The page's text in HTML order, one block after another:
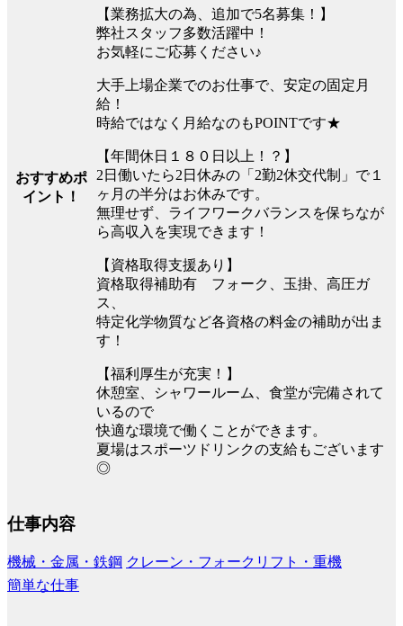
おすすめポ
イント！
【業務拡大の為、追加で5名募集！】
弊社スタッフ多数活躍中！
お気軽にご応募ください♪
大手上場企業でのお仕事で、安定の固定月
給！
時給ではなく月給なのもPOINTです★
【年間休日１８０日以上！？】
2日働いたら2日休みの「2勤2休交代制」で１
ヶ月の半分はお休みです。
無理せず、ライフワークバランスを保ちなが
ら高収入を実現できます！
【資格取得支援あり】
資格取得補助有 フォーク、玉掛、高圧ガ
ス、
特定化学物質など各資格の料金の補助が出ま
す！
【福利厚生が充実！】
休憩室、シャワールーム、食堂が完備されて
いるので
快適な環境で働くことができます。
夏場はスポーツドリンクの支給もございます
◎
仕事内容
機械・金属・鉄鋼 クレーン・フォークリフト・重機
簡単な仕事